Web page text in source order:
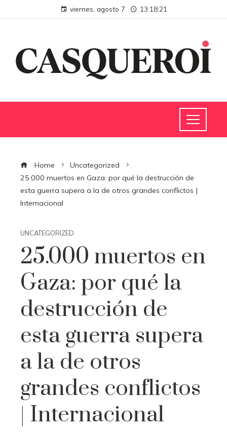
viernes, agosto 7 13:18:21
Home
Uncategorized
25.000 muertos en Gaza: por qué la destrucción de
esta guerra supera a la de otros grandes conflictos |
Internacional
UNCATEGORIZED
25.000 muertos en
Gaza: por qué la
destrucción de
esta guerra supera
a la de otros
grandes conflictos
| Internacional